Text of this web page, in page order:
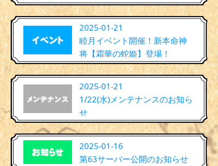
2025-01-21
睦月イベント開催！新本命神
将【霜華の蛇姫】登場！
2025-01-21
1/22(水)メンテナンスのお知ら
せ
2025-01-16
第63サーバー公開のお知らせ